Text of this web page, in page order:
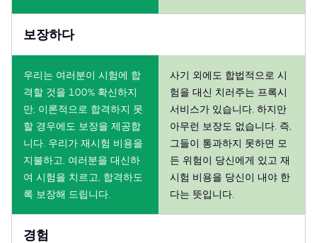
보장하다
우리는 여러분이 시험에 합
격할 것을 100% 확신하지
만, 이론적으로 합격하지 못
할 경우에도 보장을 제공합
니다. 우리가 재시험 비용을
지불하고, 여러분을 대신하
여 시험을 치르고, 합격하도
록 보장해 드립니다.
사기 외에도 합법적으로 시
험을 대신 치러주는 프록시
서비스가 있습니다. 하지만
아무런 보장도 없습니다. 즉,
그들이 통과하지 못하면 모
든 위험이 당신에게 있고 재
시험 비용을 당신이 내야 한
다는 뜻입니다.
경험